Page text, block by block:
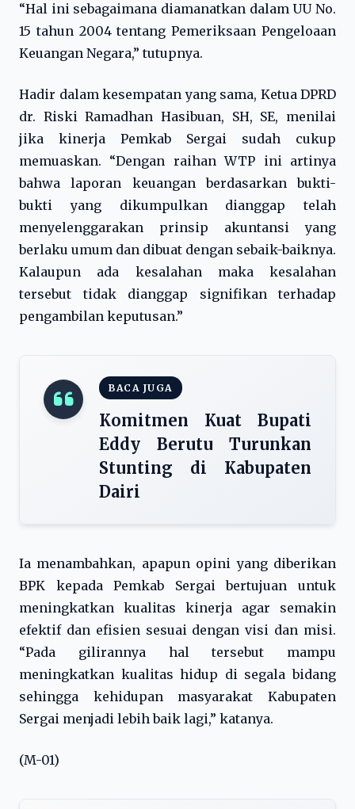
“Hal ini sebagaimana diamanatkan dalam UU No.
15 tahun 2004 tentang Pemeriksaan Pengeloaan
Keuangan Negara,” tutupnya.
Hadir dalam kesempatan yang sama, Ketua DPRD
dr. Riski Ramadhan Hasibuan, SH, SE, menilai
jika kinerja Pemkab Sergai sudah cukup
memuaskan. “Dengan raihan WTP ini artinya
bahwa laporan keuangan berdasarkan bukti-
bukti yang dikumpulkan dianggap telah
menyelenggarakan prinsip akuntansi yang
berlaku umum dan dibuat dengan sebaik-baiknya.
Kalaupun ada kesalahan maka kesalahan
tersebut tidak dianggap signifikan terhadap
pengambilan keputusan.”
BACA JUGA
Komitmen Kuat Bupati
Eddy Berutu Turunkan
Stunting di Kabupaten
Dairi
Ia menambahkan, apapun opini yang diberikan
BPK kepada Pemkab Sergai bertujuan untuk
meningkatkan kualitas kinerja agar semakin
efektif dan efisien sesuai dengan visi dan misi.
“Pada gilirannya hal tersebut mampu
meningkatkan kualitas hidup di segala bidang
sehingga kehidupan masyarakat Kabupaten
Sergai menjadi lebih baik lagi,” katanya.
(M-01)